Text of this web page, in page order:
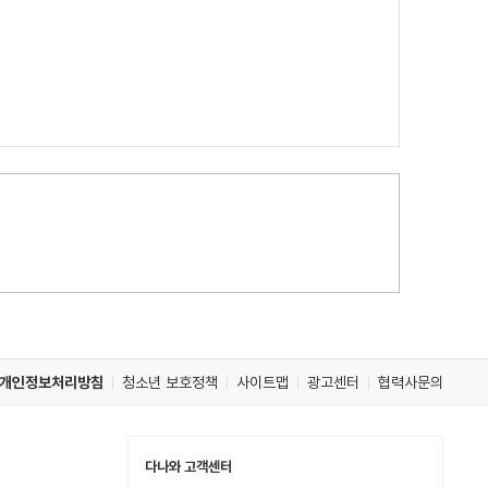
개인정보처리방침 청소년 보호정책 사이트맵 광고센터 협력사문의
다나와 고객센터